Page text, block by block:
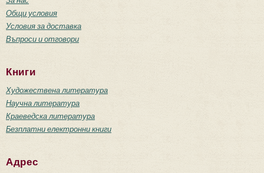
Общи условия
Условия за доставка
Въпроси и отговори
Книги
Художествена литература
Научна литература
Краеведска литература
Безплатни електронни книги
Адрес